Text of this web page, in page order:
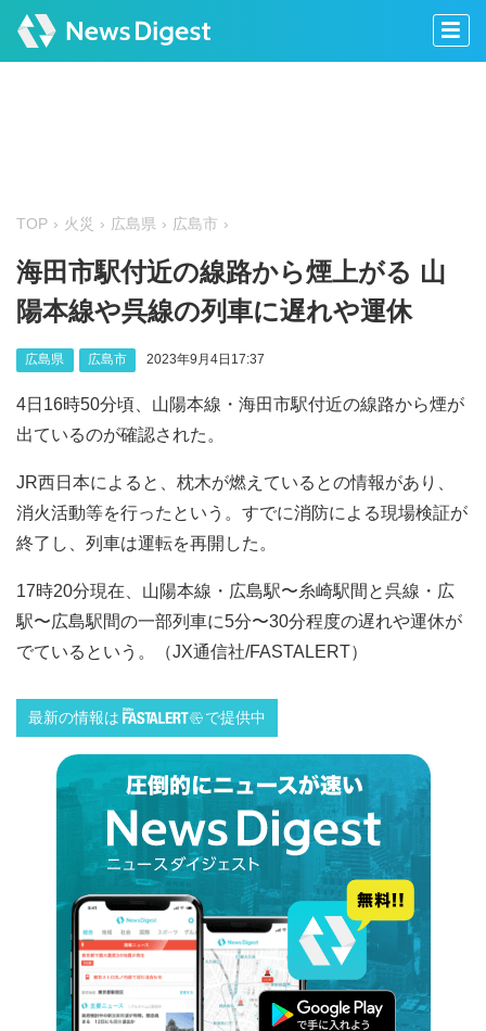
TOP 火災 広島県 広島市
海田市駅付近の線路から煙上がる 山
陽本線や呉線の列車に遅れや運休
広島県 広島市 2023年9月4日17:37
4日16時50分頃、山陽本線・海田市駅付近の線路から煙が
出ているのが確認された。
JR西日本によると、枕木が燃えているとの情報があり、
消火活動等を行ったという。すでに消防による現場検証が
終了し、列車は運転を再開した。
17時20分現在、山陽本線・広島駅〜糸崎駅間と呉線・広
駅〜広島駅間の一部列車に5分〜30分程度の遅れや運休が
でているという。（JX通信社/FASTALERT）
最新の情報は で提供中